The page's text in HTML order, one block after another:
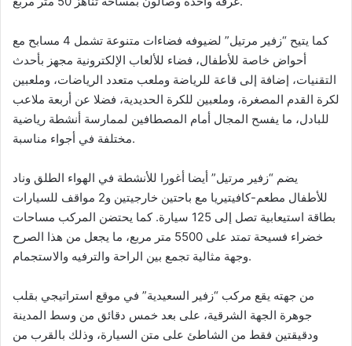
كما يتيح “زفير مرتيل” لضيوفه فضاءات متنوعة تشمل 4 مسابح مع
أحواض خاصة للأطفال، فضاء للألعاب الإلكترونية مجهز بأحدث
التقنيات، إضافة إلى قاعة للرياضة وملعب متعدد الرياضات، وملعبين
لكرة القدم المصغرة، وملعبين للكرة الحديدية، فضلا عن أربعة ملاعب
للبادل، ما يفسح المجال أمام المصطافين لممارسة أنشطة رياضية
مختلفة في أجواء مناسبة.
يضم “زفير مرتيل” أيضا أغورا للأنشطة في الهواء الطلق وناد
للأطفال مطعم-كافيتيريا مع باحتين خارجيتين و2 مواقف للسيارات
بطاقة استيعابية تصل إلى 125 سيارة. كما يحتضن المركب مساحات
خضراء فسيحة تمتد على 5500 متر مربع، ما يجعل من هذا الصرح
وجهة مثالية تجمع بين الراحة والترفيه والاستجمام.
من جهته يقع مركب “زفير السعيدية” في موقع استراتيجي بقلب
جوهرة الجهة الشرقية، على بعد خمس دقائق من وسط المدينة
ودقيقتين فقط من الشاطئ على متن السيارة، وذلك بالقرب من